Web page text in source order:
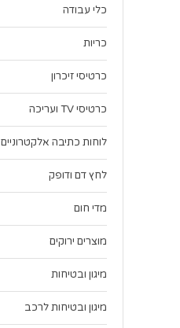
כלי עבודה
כריות
כרטיסי זיכרון
כרטיסי TV ועריכה
לוחות כתיבה אלקטרוניים
לחץ דם ודופק
מדי חום
מוצרים ירוקים
מיגון ובטיחות
מיגון ובטיחות לרכב